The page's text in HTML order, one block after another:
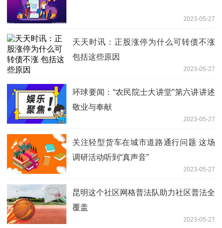
2023-05-27
天天时讯：正股涨停为什么可转债不涨
包括这些原因
2023-05-27
环球要闻：“农民院士大讲堂”第六讲讲述
敬业与奉献
2023-05-27
关注轻型货车在城市道路通行问题 这场
调研活动听到“真声音”
2023-05-27
昆明这个社区网格普法队助力社区普法全
覆盖
2023-05-27